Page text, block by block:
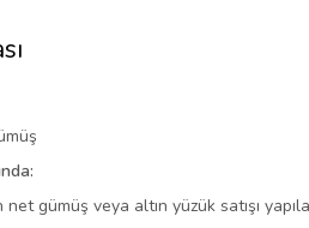
gümüş veya altın yüzük satışı